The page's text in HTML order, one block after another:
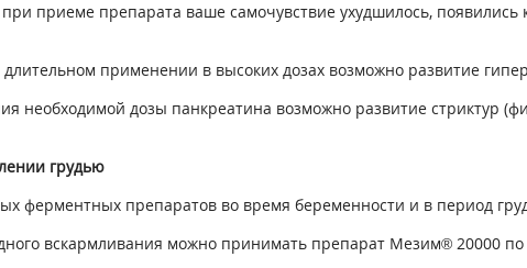
приеме препарата ваше самочувствие ухудшилось, появились
применении в высоких дозах возможно развитие
необходимой дозы панкреатина возможно развитие стриктур
грудью
препаратов во время беременности и в период
вскармливания можно принимать препарат Мезим®20000